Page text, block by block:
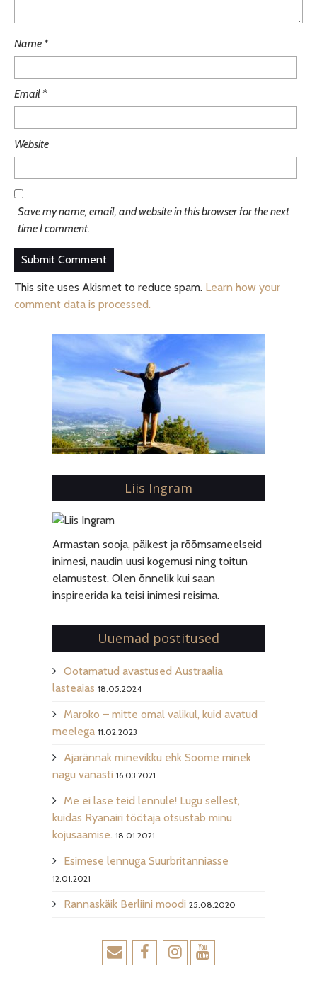
Name*
Email*
Website
Save my name, email, and website in this browser for the next
time I comment.
This site uses Akismet to reduce spam. Learn how your
comment data is processed.
Liis Ingram
Armastan sooja, päikest ja rõõmsameelseid
inimesi, naudin uusi kogemusi ning toitun
elamustest. Olen õnnelik kui saan
inspireerida ka teisi inimesi reisima.
Uuemad postitused
Ootamatud avastused Austraalia
lasteaias 18.05.2024
Maroko – mitte omal valikul, kuid avatud
meelega 11.02.2023
Ajarännak minevikku ehk Soome minek
nagu vanasti 16.03.2021
Me ei lase teid lennule! Lugu sellest,
kuidas Ryanairi töötaja otsustab minu
kojusaamise. 18.01.2021
Esimese lennuga Suurbritanniasse
12.01.2021
Rannaskäik Berliini moodi 25.08.2020